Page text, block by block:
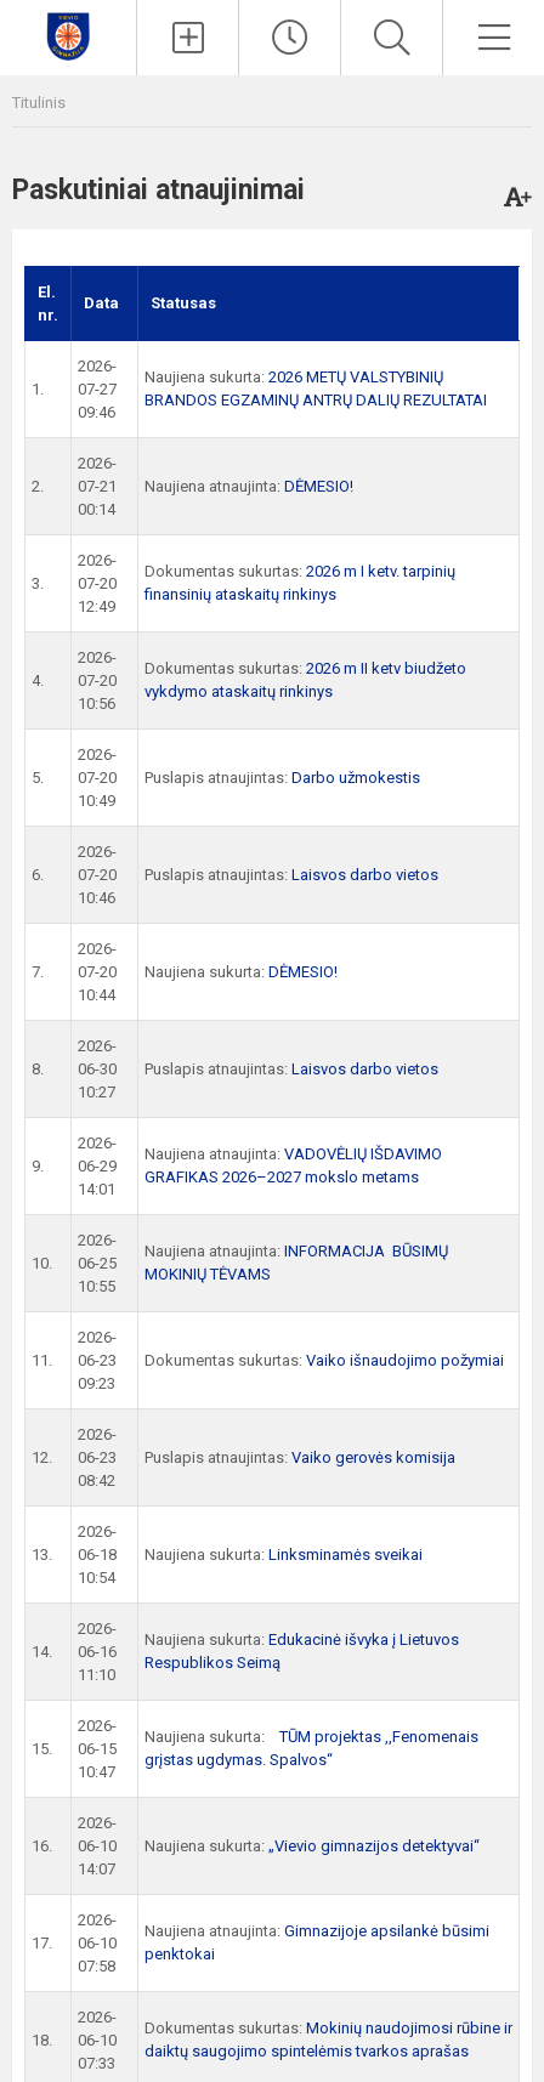
Titulinis
Paskutiniai atnaujinimai
El.
nr.
Data Statusas
1.
2026-
07-27
09:46
Naujiena sukurta: 2026 METŲ VALSTYBINIŲ
BRANDOS EGZAMINŲ ANTRŲ DALIŲ REZULTATAI
2.
2026-
07-21
00:14
Naujiena atnaujinta: DĖMESIO!
3.
2026-
07-20
12:49
Dokumentas sukurtas: 2026 m I ketv. tarpinių
finansinių ataskaitų rinkinys
4.
2026-
07-20
10:56
Dokumentas sukurtas: 2026 m II ketv biudžeto
vykdymo ataskaitų rinkinys
5.
2026-
07-20
10:49
Puslapis atnaujintas: Darbo užmokestis
6.
2026-
07-20
10:46
Puslapis atnaujintas: Laisvos darbo vietos
7.
2026-
07-20
10:44
Naujiena sukurta: DĖMESIO!
8.
2026-
06-30
10:27
Puslapis atnaujintas: Laisvos darbo vietos
9.
2026-
06-29
14:01
Naujiena atnaujinta: VADOVĖLIŲ IŠDAVIMO
GRAFIKAS 2026–2027 mokslo metams
10.
2026-
06-25
10:55
Naujiena atnaujinta: INFORMACIJA BŪSIMŲ
MOKINIŲ TĖVAMS
11.
2026-
06-23
09:23
Dokumentas sukurtas: Vaiko išnaudojimo požymiai
12.
2026-
06-23
08:42
Puslapis atnaujintas: Vaiko gerovės komisija
13.
2026-
06-18
10:54
Naujiena sukurta: Linksminamės sveikai
14.
2026-
06-16
11:10
Naujiena sukurta: Edukacinė išvyka į Lietuvos
Respublikos Seimą
15.
2026-
06-15
10:47
Naujiena sukurta:
TŪM projektas ,,Fenomenais
grįstas ugdymas. Spalvos“
16.
2026-
06-10
14:07
Naujiena sukurta: „Vievio gimnazijos detektyvai“
17.
2026-
06-10
07:58
Naujiena atnaujinta: Gimnazijoje apsilankė būsimi
penktokai
18.
2026-
06-10
07:33
Dokumentas sukurtas: Mokinių naudojimosi rūbine ir
daiktų saugojimo spintelėmis tvarkos aprašas